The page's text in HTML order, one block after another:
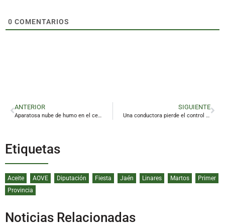
0 COMENTARIOS
ANTERIOR
Aparatosa nube de humo en el centro Linares por el incendio en una vivienda
SIGUIENTE
Una conductora pierde el control del vehículo y choca contra una rotonda en Linares
Etiquetas
Aceite AOVE Diputación Fiesta Jaén Linares Martos
Primer
Provincia
Noticias Relacionadas